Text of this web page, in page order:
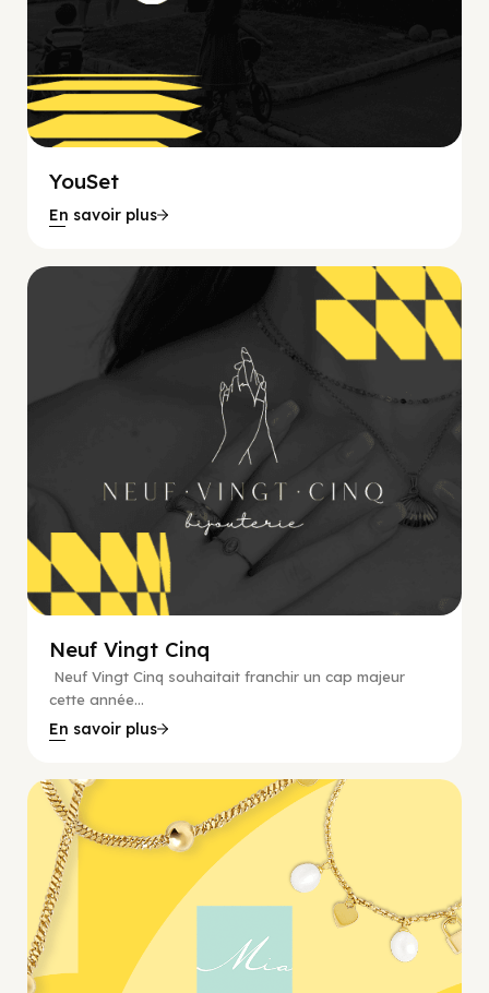
YouSet
En savoir plus
Beauté, Bijoux
Neuf Vingt Cinq
Neuf Vingt Cinq souhaitait franchir un cap majeur
cette année...
En savoir plus
Bijoux, E-commerce